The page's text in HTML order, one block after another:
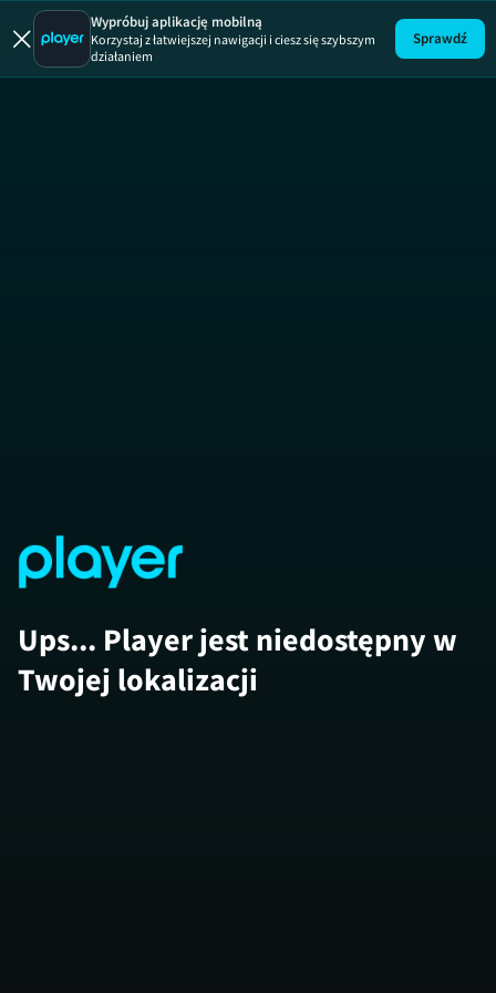
Wypróbuj aplikację mobilną
Korzystaj z łatwiejszej nawigacji i ciesz się szybszym
działaniem
Sprawdź
Ups... Player jest niedostępny w
Twojej lokalizacji